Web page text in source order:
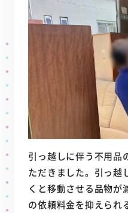
引っ越しに伴う不用品
ただきました。引っ越
くと移動させる品物が
の依頼料金を抑えられ